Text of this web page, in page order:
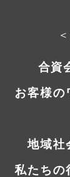
合資
お客様の
地域社
私たちの